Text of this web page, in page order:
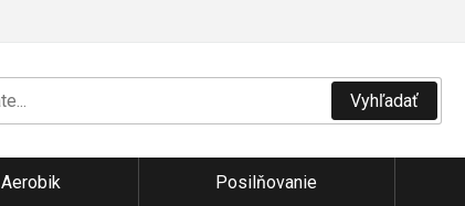
Vyhľadať
Aerobik Posilňovanie